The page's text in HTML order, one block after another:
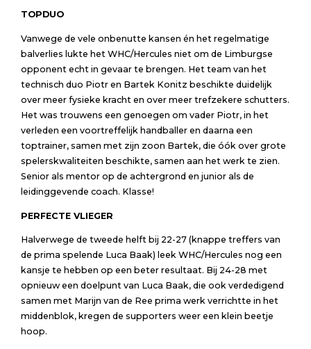
TOPDUO
Vanwege de vele onbenutte kansen én het regelmatige
balverlies lukte het WHC/Hercules niet om de Limburgse
opponent echt in gevaar te brengen. Het team van het
technisch duo Piotr en Bartek Konitz beschikte duidelijk
over meer fysieke kracht en over meer trefzekere schutters.
Het was trouwens een genoegen om vader Piotr, in het
verleden een voortreffelijk handballer en daarna een
toptrainer, samen met zijn zoon Bartek, die óók over grote
spelerskwaliteiten beschikte, samen aan het werk te zien.
Senior als mentor op de achtergrond en junior als de
leidinggevende coach. Klasse!
PERFECTE VLIEGER
Halverwege de tweede helft bij 22-27 (knappe treffers van
de prima spelende Luca Baak) leek WHC/Hercules nog een
kansje te hebben op een beter resultaat. Bij 24-28 met
opnieuw een doelpunt van Luca Baak, die ook verdedigend
samen met Marijn van de Ree prima werk verrichtte in het
middenblok, kregen de supporters weer een klein beetje
hoop.